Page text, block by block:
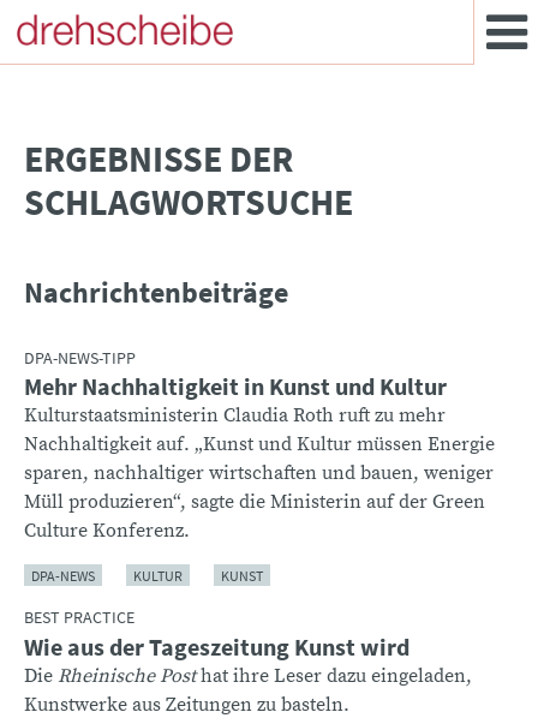
­ERGEBNISSE DER
SCHLAGWORTSUCHE
Nachrichtenbeiträge
DPA-NEWS-TIPP
Mehr Nachhaltigkeit in Kunst und Kultur
Kulturstaatsministerin Claudia Roth ruft zu mehr
Nachhaltigkeit auf. „Kunst und Kultur müssen Energie
sparen, nachhaltiger wirtschaften und bauen, weniger
Müll produzieren“, sagte die Ministerin auf der Green
Culture Konferenz.
DPA-NEWS KULTUR KUNST
BEST PRACTICE
Wie aus der Tageszeitung Kunst wird
Die Rheinische Posthat ihre Leser dazu eingeladen,
Kunstwerke aus Zeitungen zu basteln.